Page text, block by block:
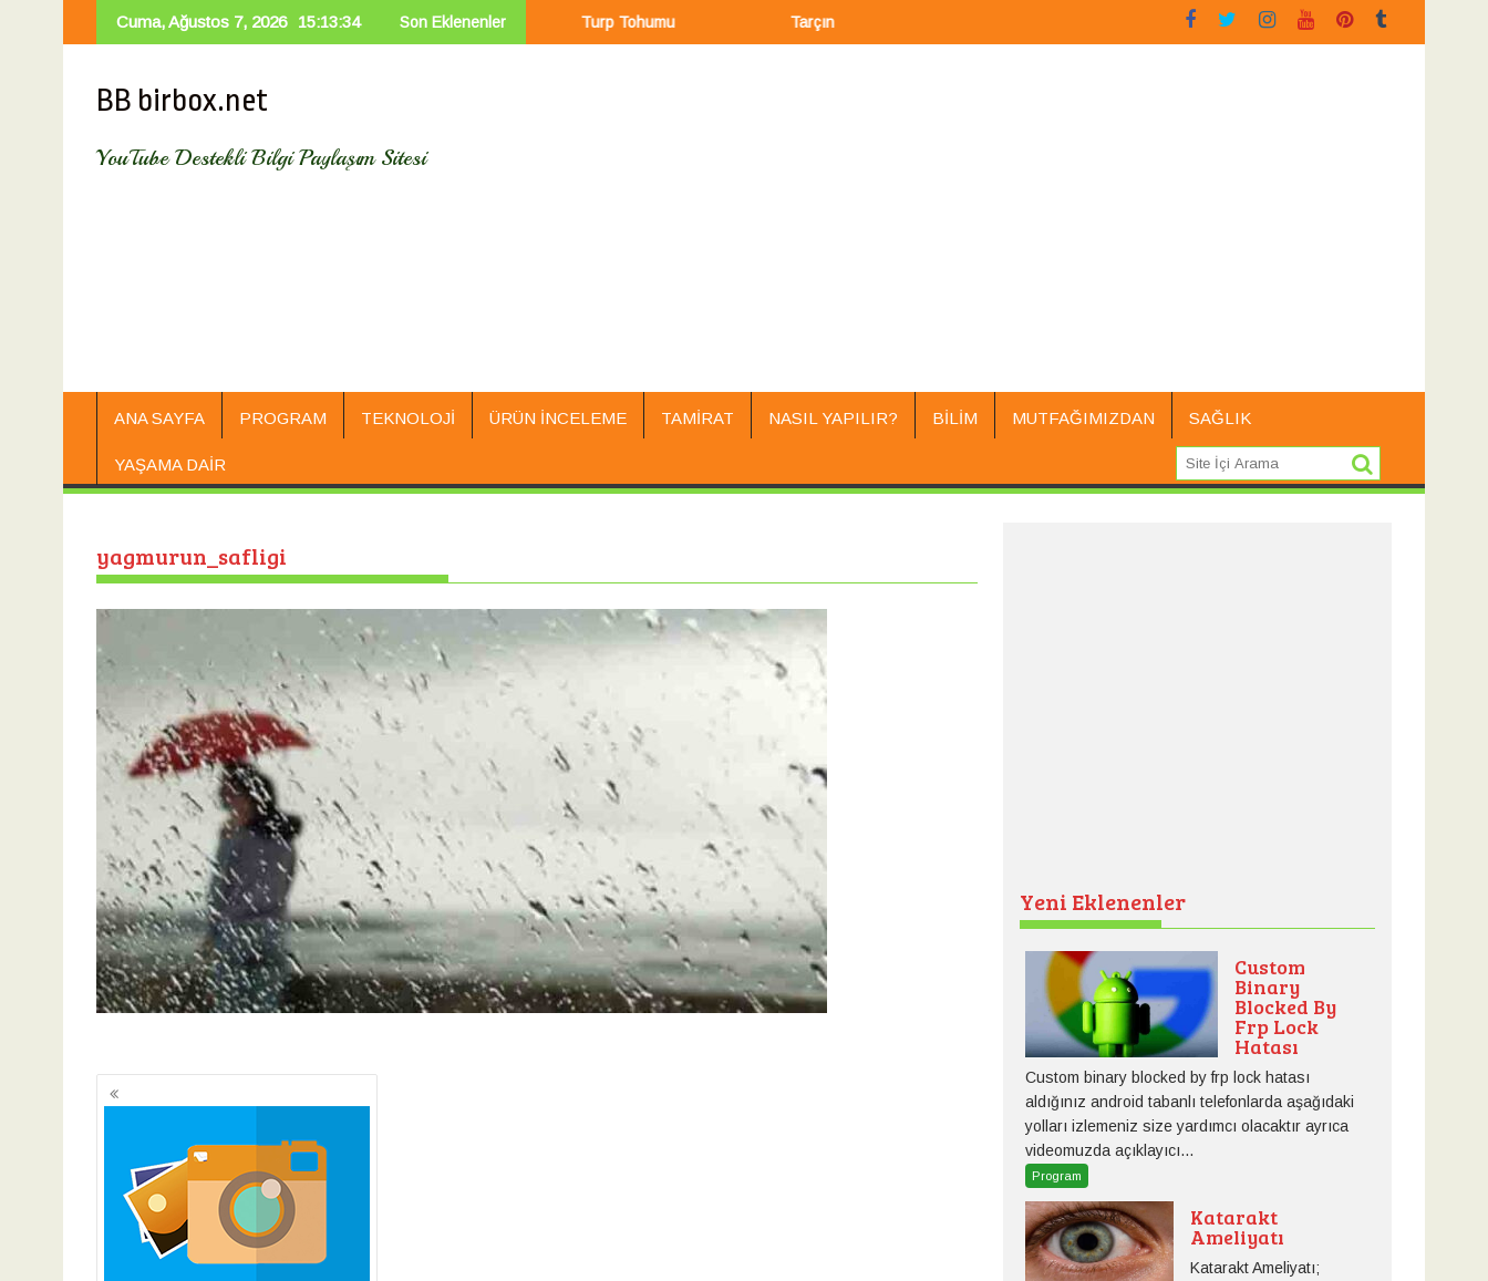
Cuma, Ağustos 7, 2026 15:13:35 Son Eklenenler
Custom Binary Blocked By Frp Lock Hatası
Katarakt Ameliyatı Turp Tohumu Siyah Üzüm Çekirdeği Sarı Kantaron
BB birbox.net
YouTube Destekli Bilgi Paylaşım Sitesi
ANA SAYFA PROGRAM TEKNOLOJI ÜRÜN İNCELEME TAMIRAT NASIL YAPILIR? BILIM MUTFAĞIMIZDAN SAĞLIK
YAŞAMA DAIR
yagmurun_safligi
Yazı
gezinmesi
Yeni Eklenenler
Custom
Binary
Blocked By
Frp Lock
Hatası
Custom binary blocked by frp lock hatası
aldığınız android tabanlı telefonlarda aşağıdaki
yolları izlemeniz size yardımcı olacaktır ayrıca
videomuzda açıklayıcı...
Program
Katarakt
Ameliyatı
Katarakt Ameliyatı;